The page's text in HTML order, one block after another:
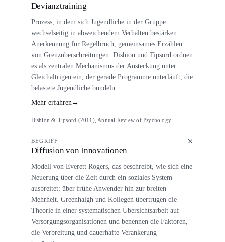
Devianztraining
Prozess, in dem sich Jugendliche in der Gruppe
wechselseitig in abweichendem Verhalten bestärken:
Anerkennung für Regelbruch, gemeinsames Erzählen
von Grenzüberschreitungen. Dishion und Tipsord ordnen
es als zentralen Mechanismus der Ansteckung unter
Gleichaltrigen ein, der gerade Programme unterläuft, die
belastete Jugendliche bündeln.
Mehr erfahren →
Dishion & Tipsord (2011), Annual Review of Psychology
BEGRIFF
Diffusion von Innovationen
Modell von Everett Rogers, das beschreibt, wie sich eine
Neuerung über die Zeit durch ein soziales System
ausbreitet: über frühe Anwender hin zur breiten
Mehrheit. Greenhalgh und Kollegen übertrugen die
Theorie in einer systematischen Übersichtsarbeit auf
Versorgungsorganisationen und benennen die Faktoren,
die Verbreitung und dauerhafte Verankerung